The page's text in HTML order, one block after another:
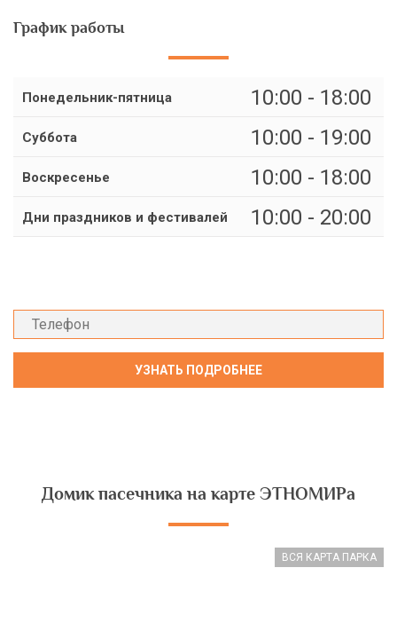
График работы
Понедельник-пятница 10:00 - 18:00
Суббота 10:00 - 19:00
Воскресенье 10:00 - 18:00
Дни праздников и фестивалей 10:00 - 20:00
Домик пасечника на карте ЭТНОМИРа
ВСЯ КАРТА ПАРКА